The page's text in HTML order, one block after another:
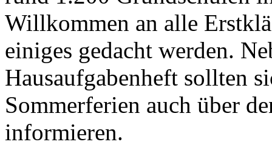
Willkommen an alle
einiges gedacht werden.
Hausaufgabenheft sollten
Sommerferien auch über
informieren.